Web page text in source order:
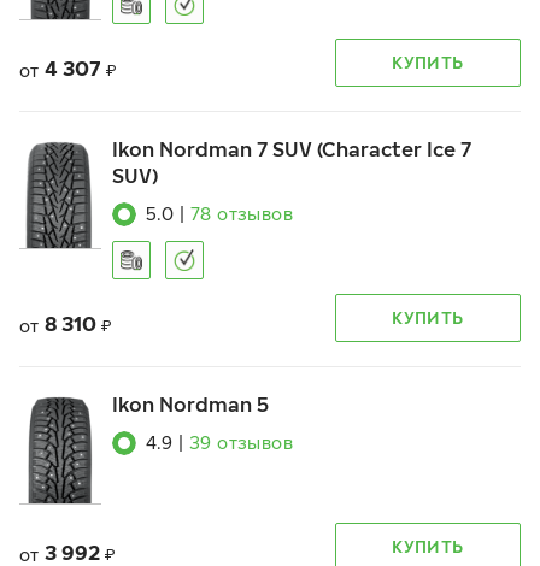
от 4 307 ₽ КУПИТЬ
Ikon Nordman 7 SUV (Character Ice 7
SUV)
5.0 78 отзывов
от 8 310 ₽ КУПИТЬ
Ikon Nordman 5
4.9 39 отзывов
от 3 992 ₽ КУПИТЬ